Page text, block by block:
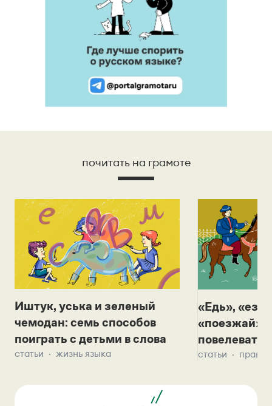
почитать на грамоте
Иштук, уська и зеленый
чемодан: семь способов
поиграть с детьми в слова
статьи жизнь языка
«Едь»,
«поезжай»?
повелевать
статьи